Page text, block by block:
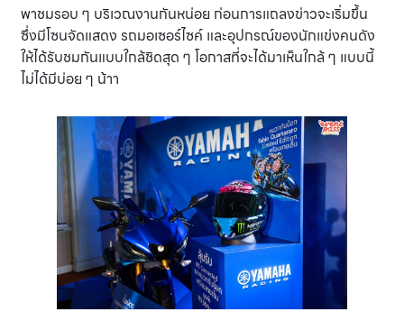
พาชมรอบ ๆ บริเวณงานกันหน่อย ก่อนการแถลงข่าวจะเริ่มขึ้น
ซึ่งมีโซนจัดแสดง รถมอเซอร์ไซค์ และอุปกรณ์ของนักแข่งคนดัง
ให้ได้รับชมกันแบบใกล้ชิดสุด ๆ โอกาสที่จะได้มาเห็นใกล้ ๆ แบบนี้
ไม่ได้มีบ่อย ๆ น้าา